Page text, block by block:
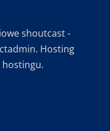
shoutcast -
Hosting
hostingu.